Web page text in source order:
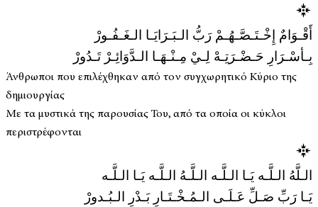
أَقْـوَامٌ إِخْـتَـصَّـهُـمْ رَبُّ الـبَـرَايَـا الـغَـفُـورْ
بِـأسْـرَارِ حَـضْـرَتِـهْ لِـيْ مِـنْـهَـا الـدَّوَائِـرْ تَـدُورْ
Άνθρωποι που επιλέχθηκαν από τον συγχωρητικό Κύριο της
δημιουργίας
Με τα μυστικά της παρουσίας Του, από τα οποία οι κύκλοι
περιστρέφονται
الـلَّهُ الـلَّـه يَـا الـلَّـه الـلَّـهُ الـلَّـه يَـا الـلَّـه
يَـا رَبِّ صَـلِّ عَـلَـى الـمُـخْـتَـارِ بَـدْرِ الـبُـدورْ